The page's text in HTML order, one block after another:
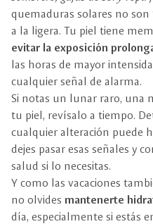
quemaduras solares no
a la ligera. Tu piel tiene
evitar la exposición
las horas de mayor
cualquier señal de alarma.
Si notas un lunar raro, una
tu piel, revísalo a tiempo.
cualquier alteración puede
dejes pasar esas señales y
salud si lo necesitas.
Y como las vacaciones
no olvides mantenerte
día, especialmente si estás